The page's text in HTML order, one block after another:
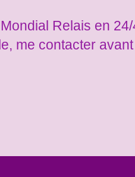
Relais en
me contacter